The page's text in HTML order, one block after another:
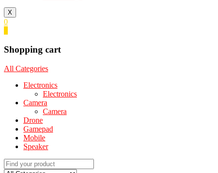
X
0
Shopping cart
All Categories
Electronics
Electronics
Camera
Camera
Drone
Gamepad
Mobile
Speaker